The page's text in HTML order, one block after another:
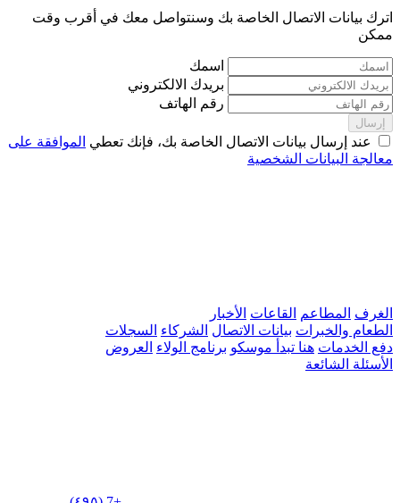
اترك بيانات الاتصال الخاصة بك وسنتواصل معك في أقرب وقت
ممكن
اسمك
بريدك الالكتروني
رقم الهاتف
إرسال
عند إرسال بيانات الاتصال الخاصة بك، فإنك تعطي الموافقة على
معالجة البيانات الشخصية
الغرف المطاعم القاعات الأخبار
الطعام والخبرات بيانات الاتصال الشركاء السجلات
دفع الخدمات هنا تبدأ موسكو برنامج الولاء العروض
الأسئلة الشائعة